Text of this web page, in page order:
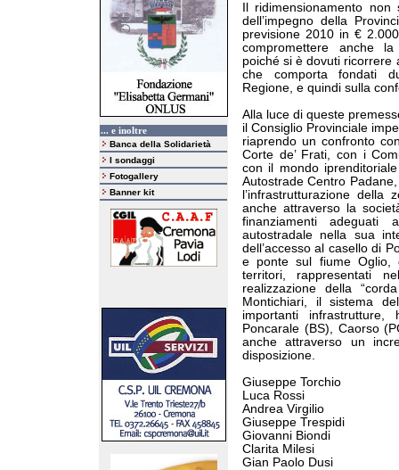
... e inoltre
Banca della Solidarietà
I sondaggi
Fotogallery
Banner kit
Il ridimensionamento
dell’impegno della
previsione 2010 in €
compromettere anche
poiché si è dovuti ricorrere
che comporta fondati
Regione, e quindi sulla
Alla luce di queste
il Consiglio Provinciale
riaprendo un confronto
Corte de’ Frati, con i
con il mondo
Autostrade Centro
l’infrastrutturazione
anche attraverso la
finanziamenti adeguati
autostradale nella sua
dell’accesso al casello di
e ponte sul fiume Oglio,
territori, rappresentati
realizzazione della
Montichiari, il sistema
importanti
Poncarale (BS), Caorso
anche attraverso un
disposizione.
Giuseppe Torchio
Luca Rossi
Andrea Virgilio
Giuseppe Trespidi
Giovanni Biondi
Clarita Milesi
Gian Paolo Dusi